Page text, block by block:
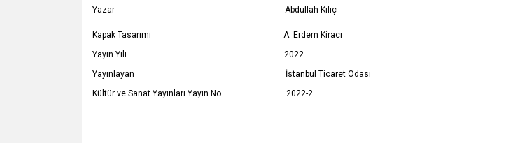
Yazar Abdullah Kılıç
Kapak Tasarımı A. Erdem Kiracı
Yayın Yılı 2022
Yayınlayan İstanbul Ticaret Odası
Kültür ve Sanat Yayınları Yayın No 2022-2